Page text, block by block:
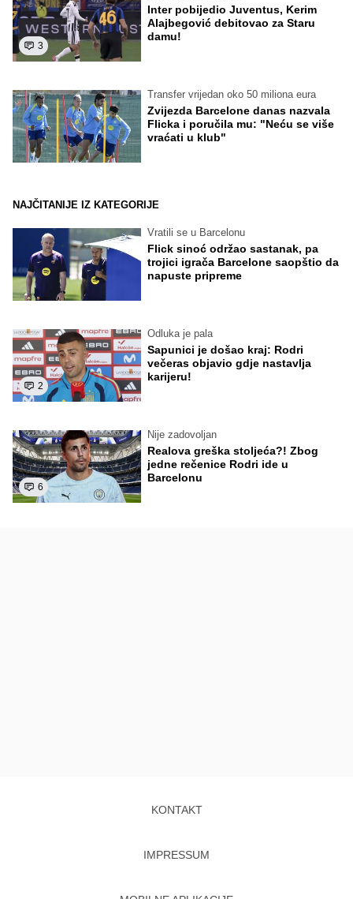
3
Inter pobijedio Juventus, Kerim
Alajbegović debitovao za Staru
damu!
Transfer vrijedan oko 50 miliona eura
Zvijezda Barcelone danas nazvala
Flicka i poručila mu: "Neću se više
vraćati u klub"
NAJČITANIJE IZ KATEGORIJE
Vratili se u Barcelonu
Flick sinoć održao sastanak, pa
trojici igrača Barcelone saopštio da
napuste pripreme
2
Odluka je pala
Sapunici je došao kraj: Rodri
večeras objavio gdje nastavlja
karijeru!
6
Nije zadovoljan
Realova greška stoljeća?! Zbog
jedne rečenice Rodri ide u
Barcelonu
KONTAKT
IMPRESSUM